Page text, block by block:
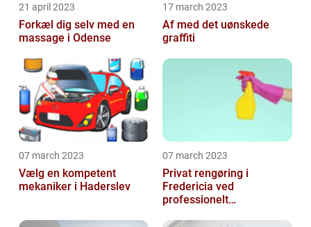
21 april 2023
Forkæl dig selv med en
massage i Odense
17 march 2023
Af med det uønskede
graffiti
07 march 2023
Vælg en kompetent
mekaniker i Haderslev
07 march 2023
Privat rengøring i
Fredericia ved
professionelt